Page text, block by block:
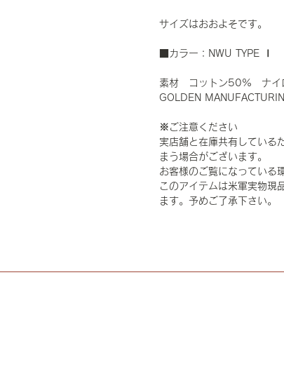
サイズはおおよそです。
■カラー：NWU TYPE Ⅰ
素材 コットン50% ナイ
GOLDEN
※ご注意ください
実店舗と在庫共有している
まう場合がございます。
お客様のご覧になっている
このアイテムは米軍実物現
ます。予めご了承下さい。